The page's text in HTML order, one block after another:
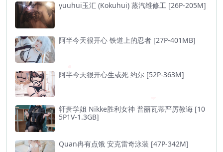
yuuhui玉汇 (Kokuhui) 蒸汽维修工 [26P-205M]
阿半今天很开心 铁道上的忍者 [27P-401MB]
阿半今天很开心生或死 约尔 [52P-363M]
轩萧学姐 Nikke胜利女神 普丽瓦蒂严厉教诲 [10
5P1V-1.3GB]
Quan冉有点饿 安克雷奇泳装 [47P-342M]